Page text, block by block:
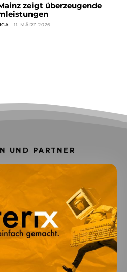
zeigt überzeugende
11. MÄRZ 2026
UND PARTNER